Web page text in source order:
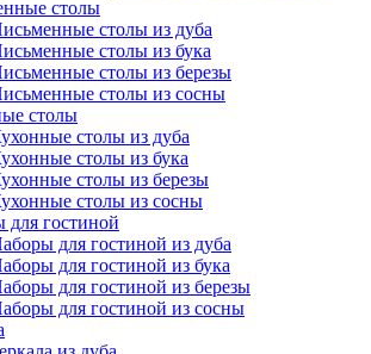
столы
столы из дуба
столы из бука
столы из березы
столы из сосны
столы
столы из дуба
столы из бука
столы из березы
столы из сосны
для гостиной
для гостиной из дуба
для гостиной из бука
для гостиной из березы
для гостиной из сосны